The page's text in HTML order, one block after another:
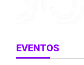
EVENTOS